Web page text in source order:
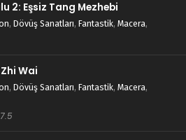
2: Eşsiz Tang Mezhebi
, Dövüş Sanatları, Fantastik, Macera,
Wai
, Dövüş Sanatları, Fantastik, Macera,
7.5